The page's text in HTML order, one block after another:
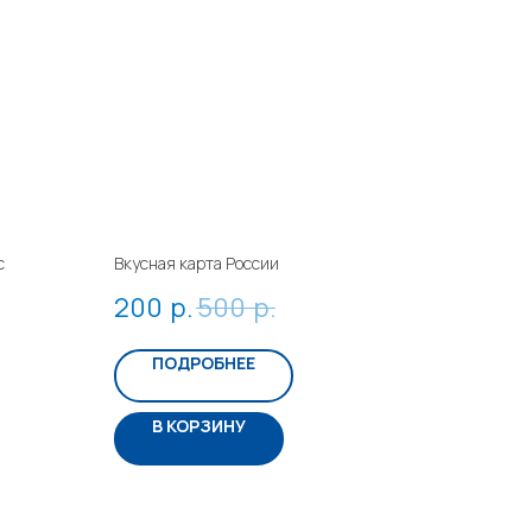
Вкусная карта России
200 р.500 р.
ПОДРОБНЕЕ
В КОРЗИНУ